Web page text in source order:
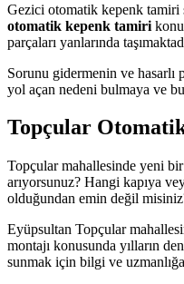
Gezici otomatik kepenk tamiri
otomatik kepenk tamiri
parçaları yanlarında
Sorunu gidermenin ve hasarlı
yol açan nedeni bulmaya ve
Topçular
Topçular mahallesinde yeni
arıyorsunuz? Hangi kapıya
olduğundan emin değil
Eyüpsultan Topçular
montajı konusunda yılların
sunmak için bilgi ve